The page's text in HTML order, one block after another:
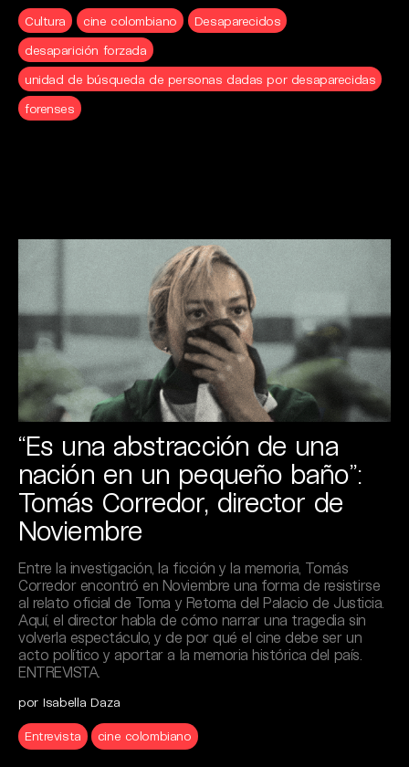
Cultura
cine colombiano
Desaparecidos
desaparición forzada
unidad de búsqueda de personas dadas por desaparecidas
forenses
“Es una abstracción de una
nación en un pequeño baño”:
Tomás Corredor, director de
Noviembre
Entre la investigación, la ficción y la memoria, Tomás
Corredor encontró en Noviembre una forma de resistirse
al relato oficial de Toma y Retoma del Palacio de Justicia.
Aquí, el director habla de cómo narrar una tragedia sin
volverla espectáculo, y de por qué el cine debe ser un
acto político y aportar a la memoria histórica del país.
ENTREVISTA.
por Isabella Daza
Entrevista cine colombiano